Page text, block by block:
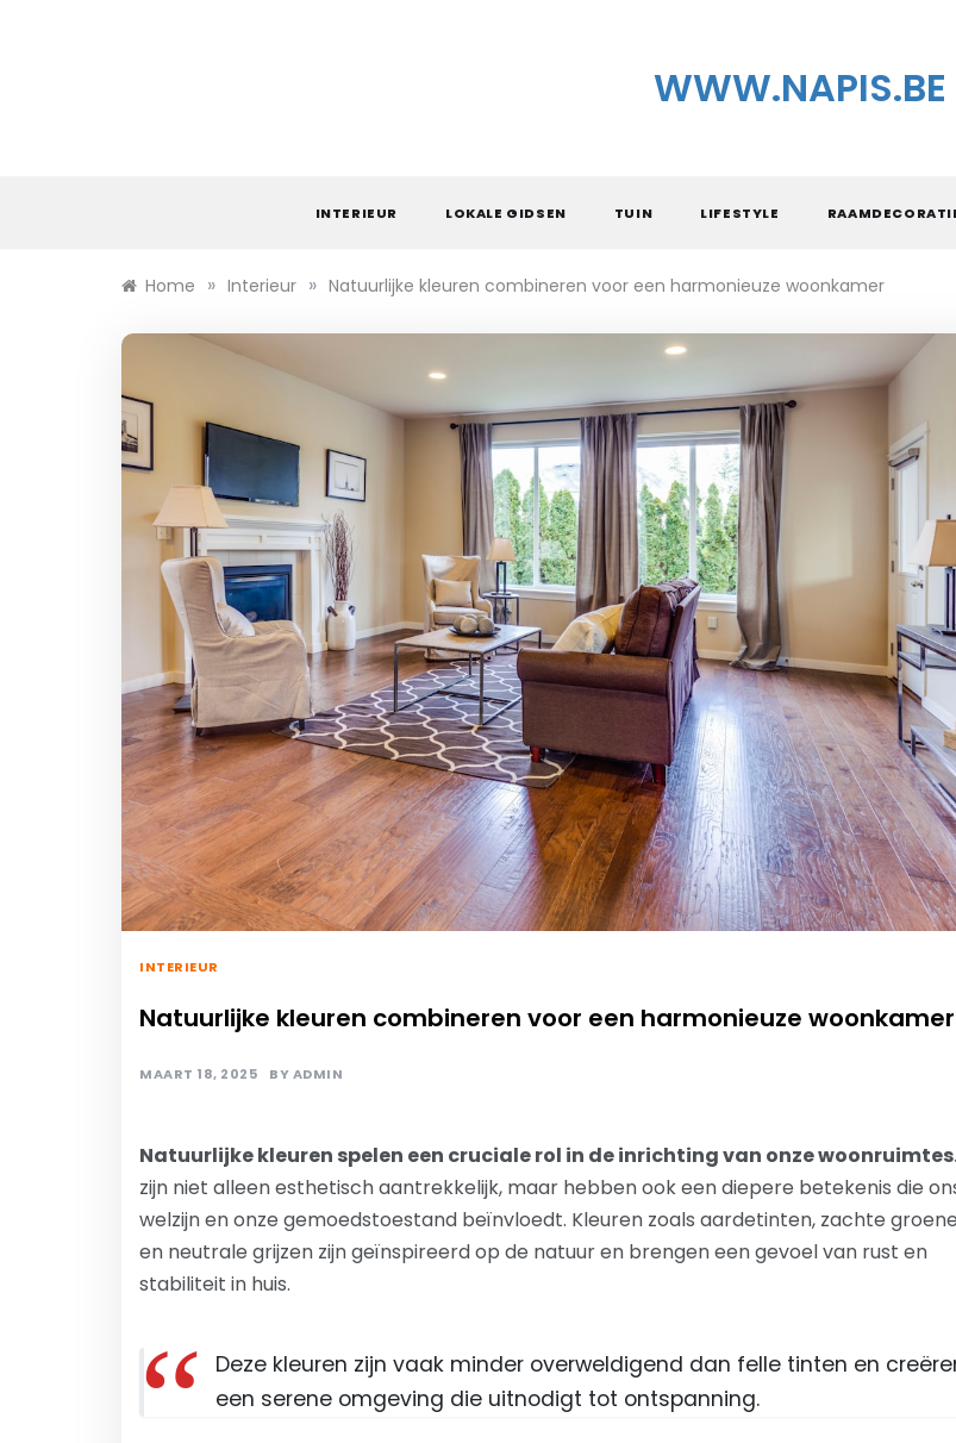
WWW.NAPIS.BE
INTERIEUR LOKALE GIDSEN TUIN LIFESTYLE
Home » Interieur » Natuurlijke kleuren combineren voor een harmonieuze woonkamer
INTERIEUR
Natuurlijke kleuren combineren voor een harmonieuze woonkamer
MAART 18, 2025 BYADMIN
Natuurlijke kleuren spelen een cruciale rol in de inrichting van onze
zijn niet alleen esthetisch aantrekkelijk, maar hebben ook een diepere betekenis die
welzijn en onze gemoedstoestand beïnvloedt. Kleuren zoals aardetinten, zachte
en neutrale grijzen zijn geïnspireerd op de natuur en brengen een gevoel van rust en
stabiliteit in huis.
Deze kleuren zijn vaak minder overweldigend dan felle tinten en
een serene omgeving die uitnodigt tot ontspanning.